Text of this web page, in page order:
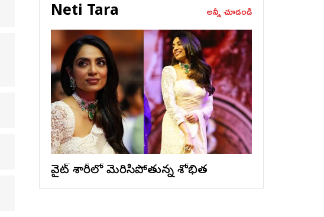
Neti Tara అన్నీ చూడండి
వైట్ శారీలో మెరిసిపోతున్న శోభిత